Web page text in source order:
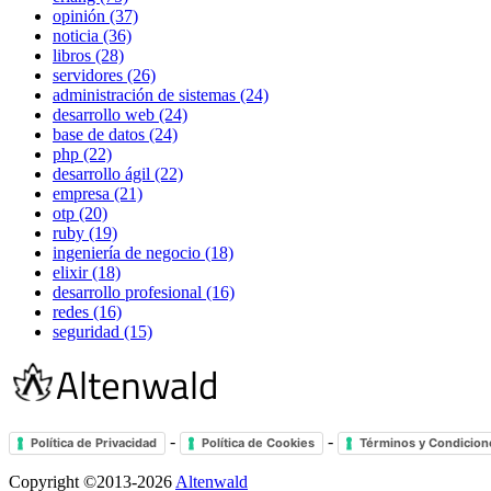
opinión (37)
noticia (36)
libros (28)
servidores (26)
administración de sistemas (24)
desarrollo web (24)
base de datos (24)
php (22)
desarrollo ágil (22)
empresa (21)
otp (20)
ruby (19)
ingeniería de negocio (18)
elixir (18)
desarrollo profesional (16)
redes (16)
seguridad (15)
Política de Privacidad - Política de Cookies - Términos y
Copyright ©2013-2026Altenwald